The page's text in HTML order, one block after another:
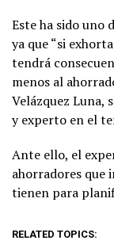
Este ha sido uno
ya que “si
tendrá
menos al
Velázquez Luna,
y experto en el
Ante ello, el
ahorradores que
tienen para
RELATED TOPICS: